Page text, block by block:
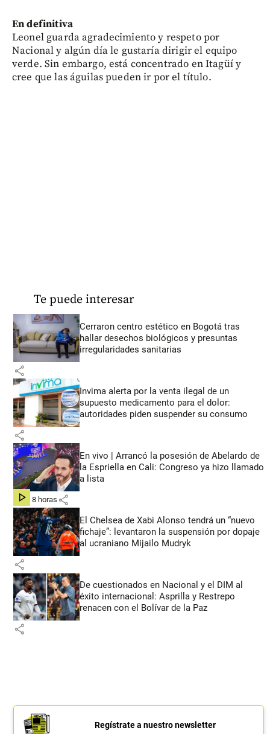
En definitiva
Leonel guarda agradecimiento y respeto por
Nacional y algún día le gustaría dirigir el equipo
verde. Sin embargo, está concentrado en Itagüí y
cree que las águilas pueden ir por el título.
Te puede interesar
Cerraron centro estético en Bogotá tras
hallar desechos biológicos y presuntas
irregularidades sanitarias
share
Invima alerta por la venta ilegal de un
supuesto medicamento para el dolor:
autoridades piden suspender su consumo
share
En vivo | Arrancó la posesión de Abelardo de
la Espriella en Cali: Congreso ya hizo llamado
a lista
hace 8 horas share
El Chelsea de Xabi Alonso tendrá un “nuevo
fichaje”: levantaron la suspensión por dopaje
al ucraniano Mijailo Mudryk
share
De cuestionados en Nacional y el DIM al
éxito internacional: Asprilla y Restrepo
renacen con el Bolívar de la Paz
share
Regístrate a nuestro newsletter